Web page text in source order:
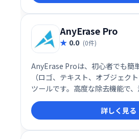
AnyErase Pro
0.0 (0件)
AnyErase Proは、初心者でも簡
（ロゴ、テキスト、オブジェク
ツールです。高度な除去機能で
を実現。さらに、テキストやブ
てカスタマイズすることで、ブラ
貢献します。動画編集の効率化
ポートします。
詳しく見る